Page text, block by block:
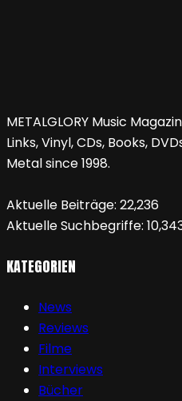
METALGLORY Music
Links, Vinyl, CDs, Books,
Metal since 1998.
Aktuelle Beiträge: 22,236
Aktuelle Suchbegriffe:
KATEGORIEN
News
Reviews
Filme
Interviews
Bücher